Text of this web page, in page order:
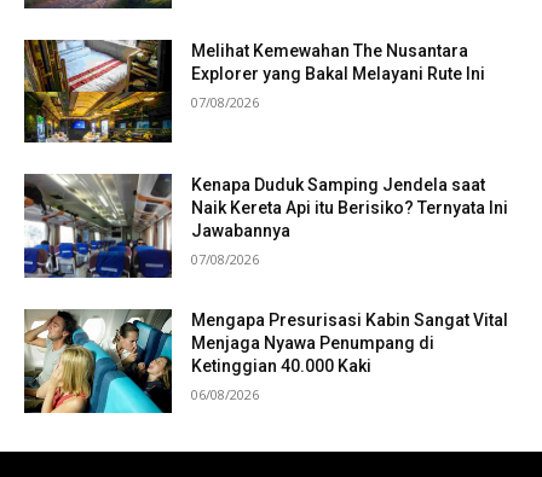
Melihat Kemewahan The Nusantara
Explorer yang Bakal Melayani Rute Ini
07/08/2026
Kenapa Duduk Samping Jendela saat
Naik Kereta Api itu Berisiko? Ternyata Ini
Jawabannya
07/08/2026
Mengapa Presurisasi Kabin Sangat Vital
Menjaga Nyawa Penumpang di
Ketinggian 40.000 Kaki
06/08/2026